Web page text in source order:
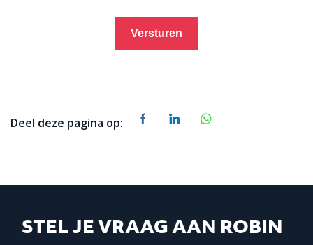
Versturen
Deel deze pagina op:
STEL JE VRAAG AAN ROBIN